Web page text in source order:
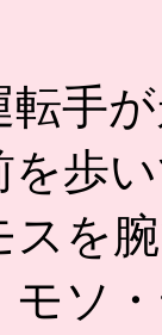
手
を歩
を
ソ